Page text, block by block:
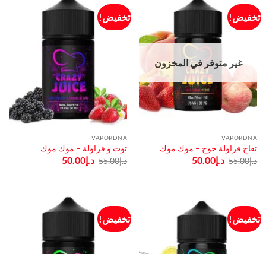
تخفيض!
غير متوفر في المخزون
VAPORDNA
تفاح فراولة خوخ – موك موك
د.إ55.00 السعر
الأصلي
د.إ50.00السعر
الحالي
تخفيض!
VAPORDNA
توت و فراولة – موك موك
د.إ55.00 السعر
الأصلي
د.إ50.00السعر
الحالي
تخفيض! تخفيض!